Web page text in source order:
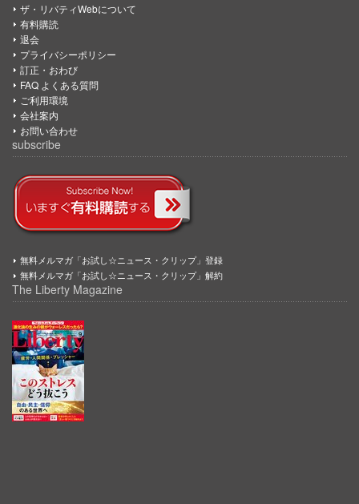
ザ・リバティWebについて
有料購読
退会
プライバシーポリシー
訂正・おわび
FAQ よくある質問
ご利用環境
会社案内
お問い合わせ
subscribe
無料メルマガ「お試し☆ニュース・クリップ」登録
無料メルマガ「お試し☆ニュース・クリップ」解約
The Liberty Magazine